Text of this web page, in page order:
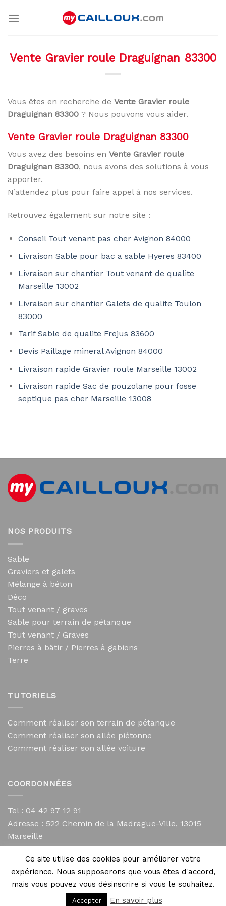
Vente Gravier roule Draguignan 83300
Vous êtes en recherche de Vente Gravier roule
Draguignan 83300 ? Nous pouvons vous aider.
Vente Gravier roule Draguignan 83300
Vous avez des besoins en Vente Gravier roule
Draguignan 83300, nous avons des solutions à vous
apporter.
N’attendez plus pour faire appel à nos services.
Retrouvez également sur notre site :
Conseil Tout venant pas cher Avignon 84000
Livraison Sable pour bac a sable Hyeres 83400
Livraison sur chantier Tout venant de qualite
Marseille 13002
Livraison sur chantier Galets de qualite Toulon
83000
Tarif Sable de qualite Frejus 83600
Devis Paillage mineral Avignon 84000
Livraison rapide Gravier roule Marseille 13002
Livraison rapide Sac de pouzolane pour fosse
septique pas cher Marseille 13008
NOS PRODUITS
Sable
Graviers et galets
Mélange à béton
Déco
Tout venant / graves
Sable pour terrain de pétanque
Tout venant / Graves
Pierres à bâtir / Pierres à gabions
Terre
TUTORIELS
Comment réaliser son terrain de pétanque
Comment réaliser son allée piétonne
Comment réaliser son allée voiture
COORDONNÉES
Tel : 04 42 97 12 91
Adresse : 522 Chemin de la Madrague-Ville, 13015
Marseille
contact@mycailloux.com
Mentions légales
Copyright 2026 © Directives Web
Ce site utilise des cookies pour améliorer votre
expérience. Nous supposerons que vous êtes d'accord,
mais vous pouvez vous désinscrire si vous le souhaitez.
Accepter En savoir plus